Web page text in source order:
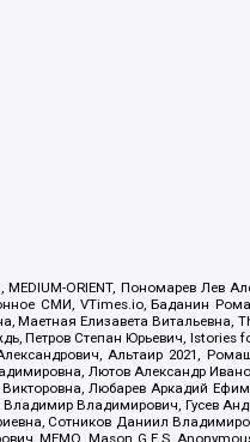
ORIENT, Пономарев Лев
СМИ, VTimes.io, Баданин
Елизавета Витальевна,
Петров Степан Юрьевич, Istories
Альтаир 2021,
Лютов Александр
Любарев Аркадий
Владимирович, Гусев
Сотников Даниил